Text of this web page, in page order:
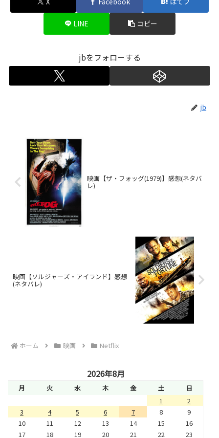
LINE コピー
jbをフォローする
jb
映画【ザ・フォッグ(1979)】感想(ネタバ
レ)
映画【ソルジャーズ・アイランド】感想
(ネタバレ)
ホーム 映画 Netflix
2026年8月
月 火 水 木 金 土
日
1
2
3
4 5 6 7 8
9
10
11 12 13 14 15
16
17
18 19 20 21 22 23